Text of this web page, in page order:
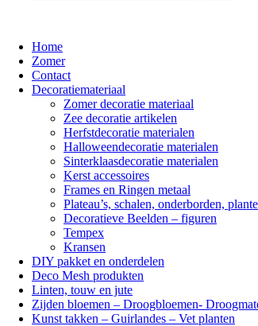
Home
Zomer
Contact
Decoratiemateriaal
Zomer decoratie materiaal
Zee decoratie artikelen
Herfstdecoratie materialen
Halloweendecoratie materialen
Sinterklaasdecoratie materialen
Kerst accessoires
Frames en Ringen metaal
Plateau’s, schalen, onderborden,
Decoratieve Beelden – figuren
Tempex
Kransen
DIY pakket en onderdelen
Deco Mesh produkten
Linten, touw en jute
Zijden bloemen – Droogbloemen-
Kunst takken – Guirlandes – Vet planten